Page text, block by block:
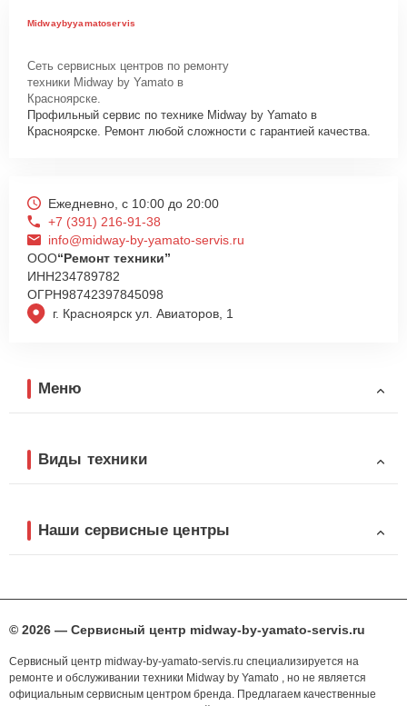
Midwaybyyamatoservis
Сеть сервисных центров по ремонту
техники Midway by Yamato в
Красноярске.
Профильный сервис по технике Midway by Yamato в
Красноярске. Ремонт любой сложности с гарантией качества.
г. Красноярск ул. Авиаторов, 1
Ежедневно, с 10:00 до 20:00
+7 (391) 216-91-38
info@midway-by-yamato-servis.ru
ООО“Ремонт техники”
ИНН234789782
ОГРН98742397845098
Меню
Виды техники
Наши сервисные центры
© 2026 — Сервисный центр midway-by-yamato-servis.ru
Сервисный центр midway-by-yamato-servis.ru специализируется на
ремонте и обслуживании техники Midway by Yamato , но не является
официальным сервисным центром бренда. Предлагаем качественные